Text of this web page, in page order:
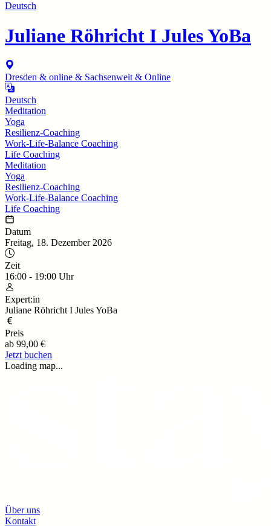
Deutsch
Juliane Röhricht I Jules YoBa
Dresden & online & Sachsenweit & Online
Deutsch
Meditation
Yoga
Resilienz-Coaching
Work-Life-Balance Coaching
Life Coaching
Meditation
Yoga
Resilienz-Coaching
Work-Life-Balance Coaching
Life Coaching
Datum
Freitag, 18. Dezember 2026
Zeit
16:00 - 19:00 Uhr
Expert:in
Juliane Röhricht I Jules YoBa
Preis
ab 99,00 €
Jetzt buchen
Loading map...
Über uns
Kontakt